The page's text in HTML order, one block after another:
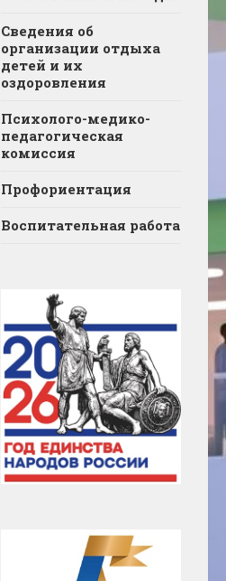
Сведения об
организации отдыха
детей и их
оздоровления
Психолого-медико-
педагогическая
комиссия
Профориентация
Воспитательная работа